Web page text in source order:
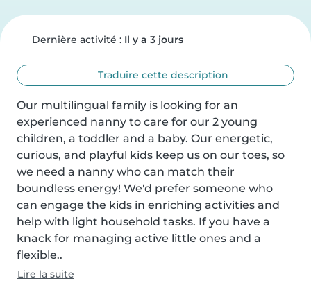
Dernière activité : Il y a 3 jours
Traduire cette description
Our multilingual family is looking for an
experienced nanny to care for our 2 young
children, a toddler and a baby. Our energetic,
curious, and playful kids keep us on our toes, so
we need a nanny who can match their
boundless energy! We'd prefer someone who
can engage the kids in enriching activities and
help with light household tasks. If you have a
knack for managing active little ones and a
flexible..
Lire la suite